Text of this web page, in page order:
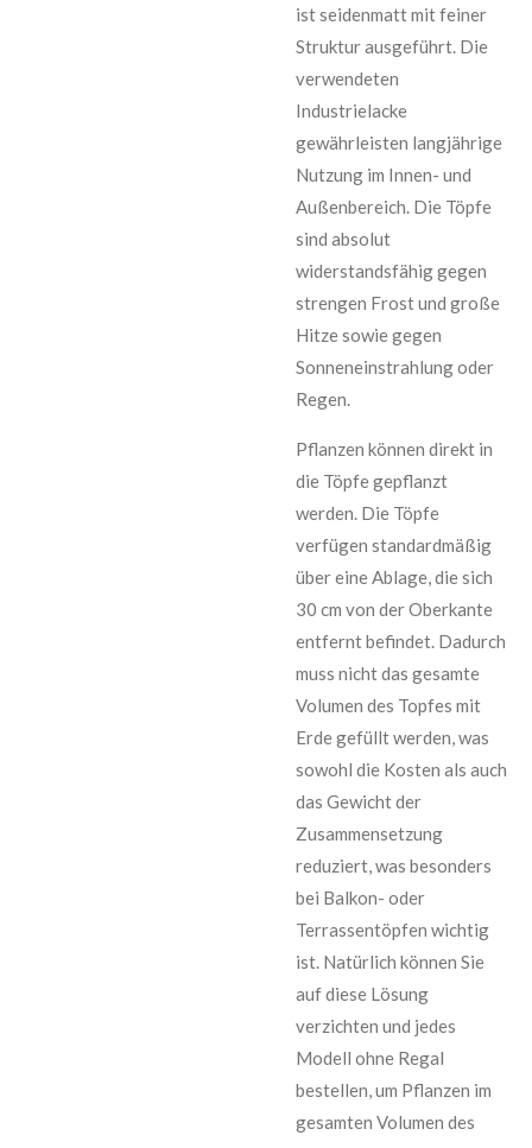
ist seidenmatt mit feiner
Struktur ausgeführt. Die
verwendeten
Industrielacke
gewährleisten langjährige
Nutzung im Innen- und
Außenbereich. Die Töpfe
sind absolut
widerstandsfähig gegen
strengen Frost und große
Hitze sowie gegen
Sonneneinstrahlung oder
Regen.
Pflanzen können direkt in
die Töpfe gepflanzt
werden. Die Töpfe
verfügen standardmäßig
über eine Ablage, die sich
30 cm von der Oberkante
entfernt befindet. Dadurch
muss nicht das gesamte
Volumen des Topfes mit
Erde gefüllt werden, was
sowohl die Kosten als auch
das Gewicht der
Zusammensetzung
reduziert, was besonders
bei Balkon- oder
Terrassentöpfen wichtig
ist. Natürlich können Sie
auf diese Lösung
verzichten und jedes
Modell ohne Regal
bestellen, um Pflanzen im
gesamten Volumen des